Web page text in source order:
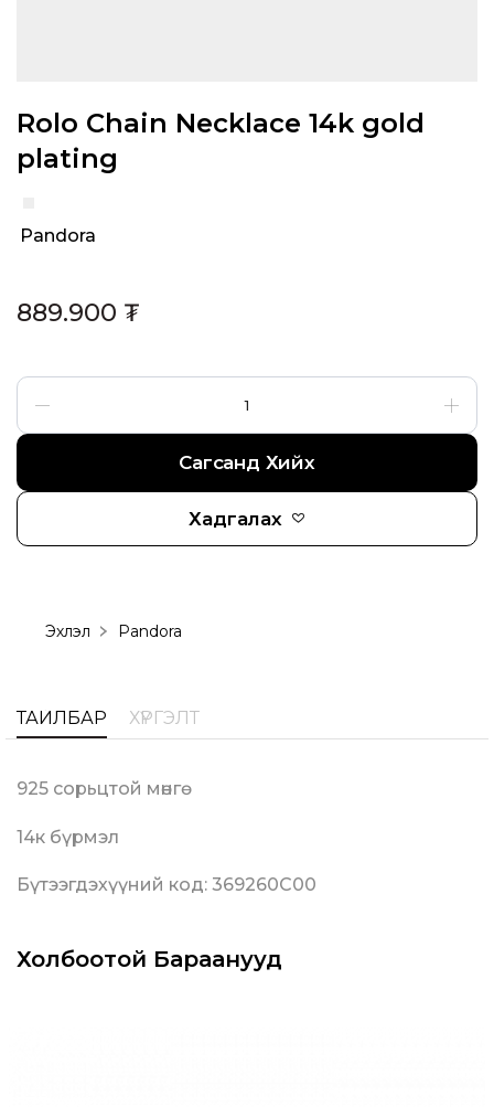
Rolo Chain Necklace 14k gold
plating
Pandora
889.900 ₮
Сагсанд Хийх
Хадгалах
Эхлэл Pandora
ТАЙЛБАР ХҮРГЭЛТ
925 сорьцтой мөнгө
14к бүрмэл
Бүтээгдэхүүний код: 369260C00
Холбоотой Бараанууд